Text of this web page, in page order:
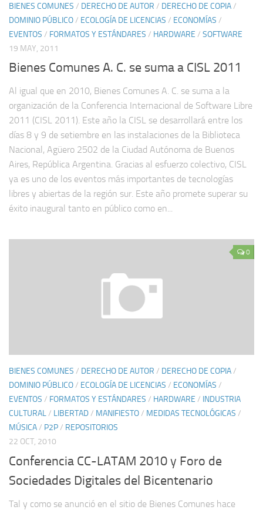
BIENES COMUNES / DERECHO DE AUTOR / DERECHO DE COPIA/
DOMINIO PÚBLICO/ ECOLOGÍA DE LICENCIAS / ECONOMÍAS /
EVENTOS / FORMATOS Y ESTÁNDARES / HARDWARE / SOFTWARE
19 MAY, 2011
Bienes Comunes A. C. se suma a CISL 2011
Al igual que en 2010, Bienes Comunes A. C. se suma a la
organización de la Conferencia Internacional de Software Libre
2011 (CISL 2011). Este año la CISL se desarrollará entre los
días 8 y 9 de setiembre en las instalaciones de la Biblioteca
Nacional, Agüero 2502 de la Ciudad Autónoma de Buenos
Aires, República Argentina. Gracias al esfuerzo colectivo, CISL
ya es uno de los eventos más importantes de tecnologías
libres y abiertas de la región sur. Este año promete superar su
éxito inaugural tanto en público como en...
0
BIENES COMUNES / DERECHO DE AUTOR / DERECHO DE COPIA/
DOMINIO PÚBLICO/ ECOLOGÍA DE LICENCIAS / ECONOMÍAS /
EVENTOS / FORMATOS Y ESTÁNDARES / HARDWARE / INDUSTRIA
CULTURAL/ LIBERTAD/ MANIFIESTO/ MEDIDAS TECNOLÓGICAS /
MÚSICA/ P2P/ REPOSITORIOS
22 OCT, 2010
Conferencia CC-LATAM 2010 y Foro de
Sociedades Digitales del Bicentenario
Tal y como se anunció en el sitio de Bienes Comunes hace